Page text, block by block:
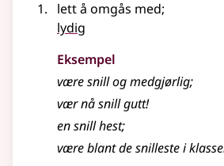
lett å omgås med;
lydig
Eksempel
væresnillog medgjørlig;
vær nåsnillgutt!
ensnillhest;
være blant de snilleste i